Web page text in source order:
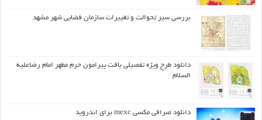
بررسی سیر تحوالت و تغییرات سازمان فضایی شهر مشهد
دانلود طرح ويژه تفصيلي بافت پيرامون حرم مطهر امام رضاعليه
السلام
دانلود صرافی مکسی mexc برای اندروید